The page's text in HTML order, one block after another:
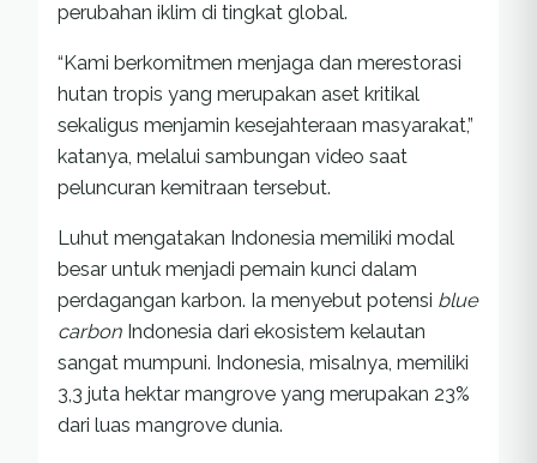
perubahan iklim di tingkat global.
“Kami berkomitmen menjaga dan merestorasi
hutan tropis yang merupakan aset kritikal
sekaligus menjamin kesejahteraan masyarakat,”
katanya, melalui sambungan video saat
peluncuran kemitraan tersebut.
Luhut mengatakan Indonesia memiliki modal
besar untuk menjadi pemain kunci dalam
perdagangan karbon. Ia menyebut potensi blue
carbon Indonesia dari ekosistem kelautan
sangat mumpuni. Indonesia, misalnya, memiliki
3,3 juta hektar mangrove yang merupakan 23%
dari luas mangrove dunia.